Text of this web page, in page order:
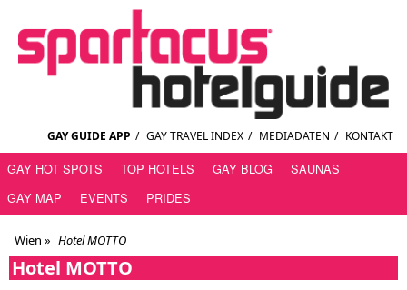
GAY GUIDE APP / GAY TRAVEL INDEX / MEDIADATEN / KONTAKT
GAY HOT SPOTS TOP HOTELS GAY BLOG
SAUNAS
GAY MAP
EVENTS PRIDES
Wien » Hotel MOTTO
Hotel MOTTO